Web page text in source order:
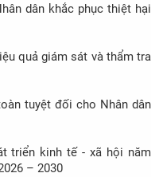
dân khắc phục thiệt hại
quả giám sát và thẩm tra
tuyệt đối cho Nhân dân
triển kinh tế - xã hội năm
– 2030